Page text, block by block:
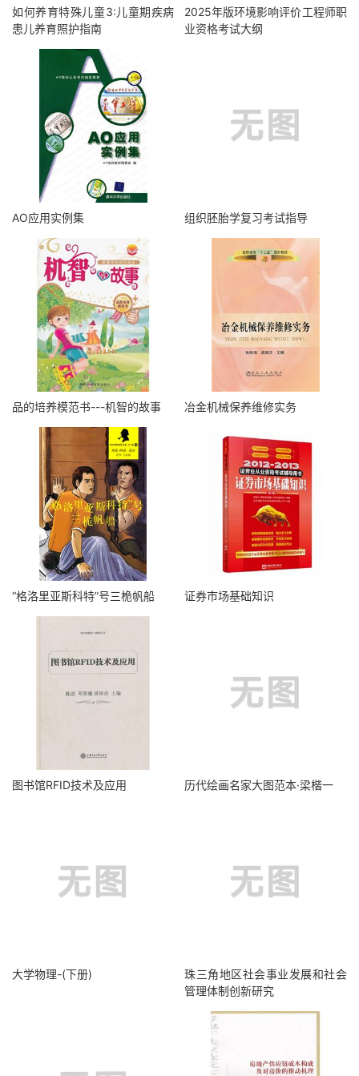
如何养育特殊儿童3:儿童期疾病
患儿养育照护指南
2025年版环境影响评价工程师职
业资格考试大纲
AO应用实例集 组织胚胎学复习考试指导
品的培养模范书---机智的故事 冶金机械保养维修实务
“格洛里亚斯科特”号三桅帆船 证券市场基础知识
图书馆RFID技术及应用 历代绘画名家大图范本·梁楷一
大学物理-(下册)
珠三角地区社会事业发展和社会
管理体制创新研究